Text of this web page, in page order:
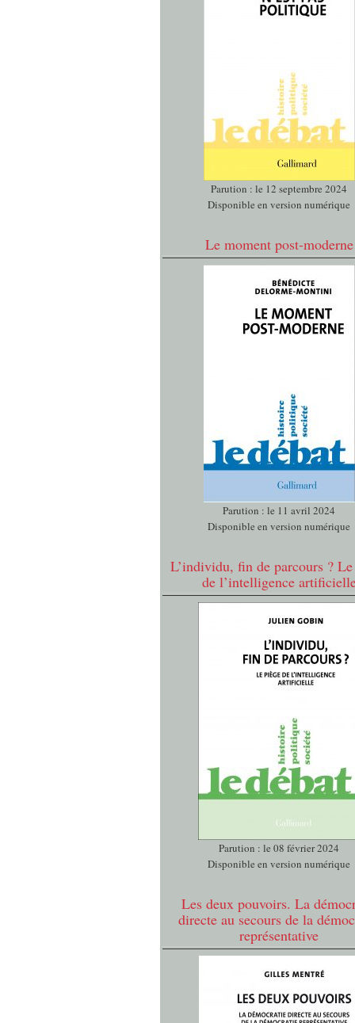
Parution : le 12 septembre 2024
Disponible en version numérique
Le moment post-moderne
Parution : le 11 avril 2024
Disponible en version numérique
L’individu, fin de parcours ?
de l’intelligence
Parution : le 08 février 2024
Disponible en version numérique
Les deux pouvoirs. La
directe au secours de la
représentative